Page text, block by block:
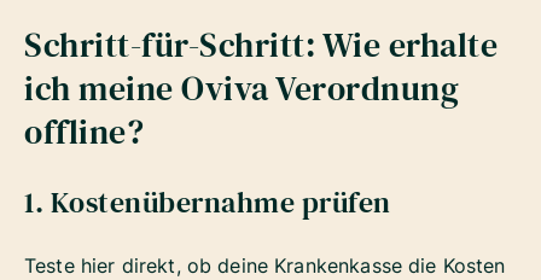
Schritt-für-Schritt: Wie erhalte
ich meine Oviva Verordnung
offline?
1. Kostenübernahme prüfen
Teste hier direkt, ob deine Krankenkasse die Kosten